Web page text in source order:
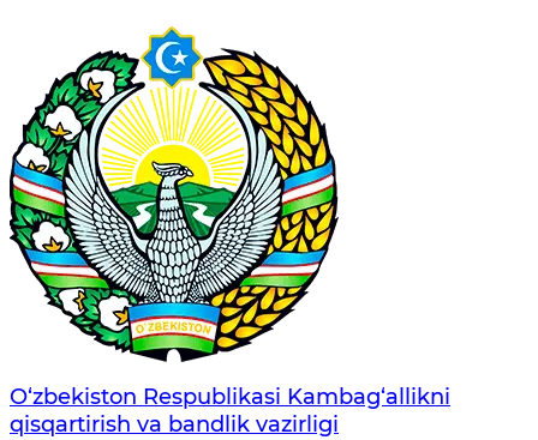
O‘zbekiston Respublikasi Kambag‘allikni
qisqartirish va bandlik vazirligi